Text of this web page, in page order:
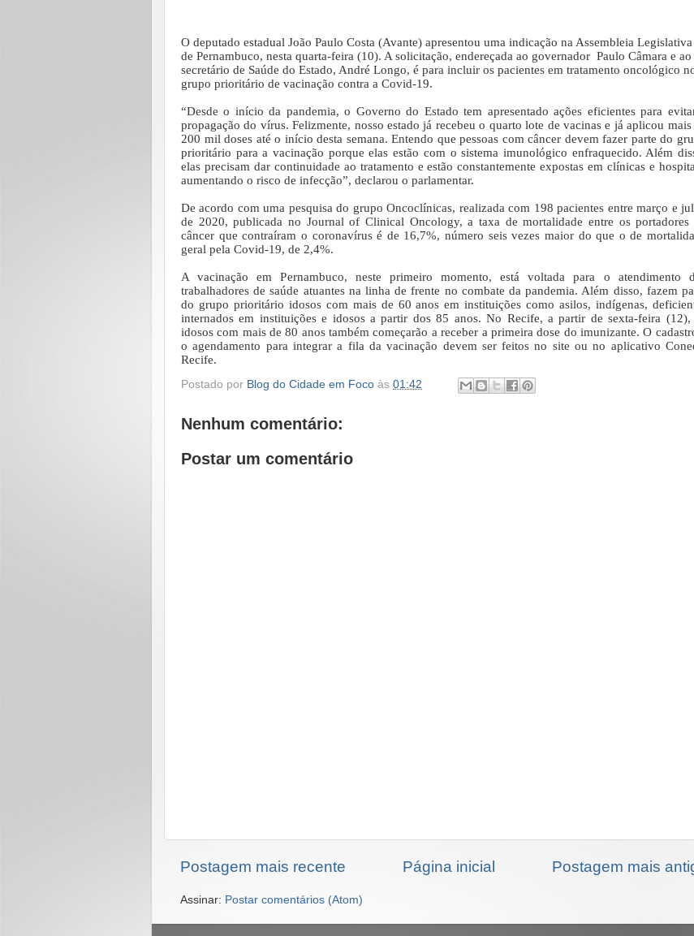
O deputado estadual João Paulo Costa (Avante) apresentou uma indicação na Assembleia Legislativa
de Pernambuco, nesta quarta-feira (10). A solicitação, endereçada ao governador Paulo Câmara e ao
secretário de Saúde do Estado, André Longo, é para incluir os pacientes em tratamento oncológico
grupo prioritário de vacinação contra a Covid-19.
“Desde o início da pandemia, o Governo do Estado tem apresentado ações eficientes para
propagação do vírus. Felizmente, nosso estado já recebeu o quarto lote de vacinas e já aplicou mais
200 mil doses até o início desta semana. Entendo que pessoas com câncer devem fazer parte do
prioritário para a vacinação porque elas estão com o sistema imunológico enfraquecido. Além
elas precisam dar continuidade ao tratamento e estão constantemente expostas em clínicas e
aumentando o risco de infecção”, declarou o parlamentar.
De acordo com uma pesquisa do grupo Oncoclínicas, realizada com 198 pacientes entre março e
de 2020, publicada no Journal of Clinical Oncology, a taxa de mortalidade entre os portadores
câncer que contraíram o coronavírus é de 16,7%, número seis vezes maior do que o de
geral pela Covid-19, de 2,4%.
A vacinação em Pernambuco, neste primeiro momento, está voltada para o atendimento
trabalhadores de saúde atuantes na linha de frente no combate da pandemia. Além disso, fazem
do grupo prioritário idosos com mais de 60 anos em instituições como asilos, indígenas,
internados em instituições e idosos a partir dos 85 anos. No Recife, a partir de sexta-feira (12),
idosos com mais de 80 anos também começarão a receber a primeira dose do imunizante. O
o agendamento para integrar a fila da vacinação devem ser feitos no site ou no aplicativo
Recife.
Postado por Blog do Cidade em Foco às 01:42
Nenhum comentário:
Postar um comentário
Postagem mais recente Postagem mais
Página inicial
Assinar: Postar comentários (Atom)